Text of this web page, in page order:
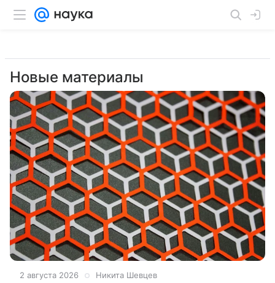
Новые материалы
2 августа 2026 Никита Шевцев